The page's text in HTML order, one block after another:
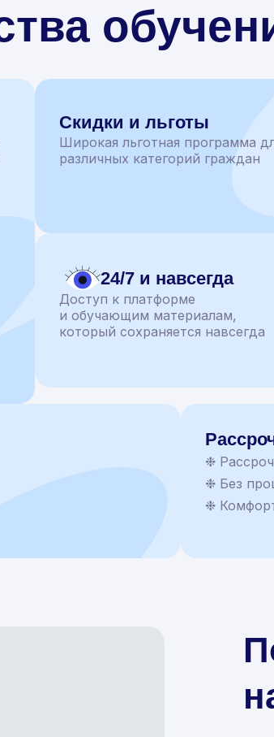
Скидки и льготы
Широкая льготная программа
различных категорий граждан
24/7 и навсегда
Доступ к платформе
и обучающим материалам,
который сохраняется навсегда
❉
❉ Без
❉